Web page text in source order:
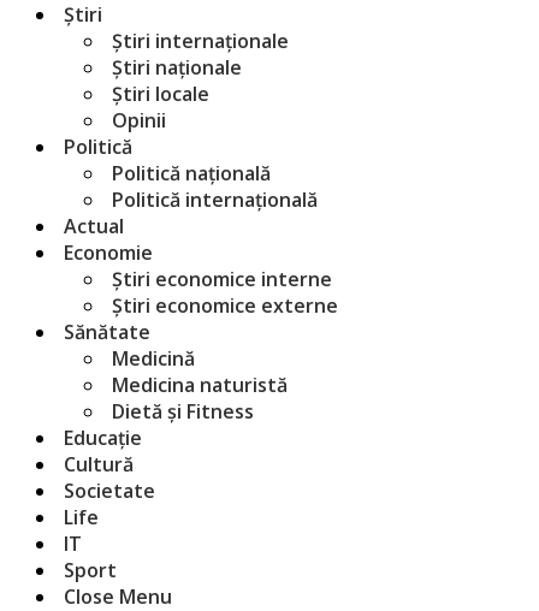
Știri
Știri internaționale
Știri naționale
Știri locale
Opinii
Politică
Politică națională
Politică internațională
Actual
Economie
Știri economice interne
Știri economice externe
Sănătate
Medicină
Medicina naturistă
Dietă și Fitness
Educație
Cultură
Societate
Life
IT
Sport
Close Menu